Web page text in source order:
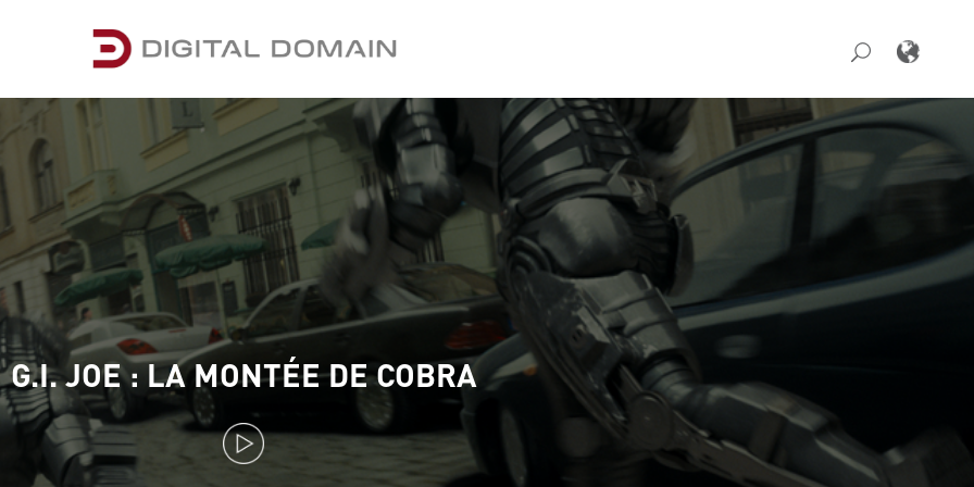
G.I. JOE : LA MONTÉE DE COBRA